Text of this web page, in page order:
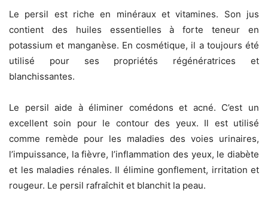
Le persil est riche en minéraux et vitamines. Son jus
contient des huiles essentielles à forte teneur en
potassium et manganèse. En cosmétique, il a toujours été
utilisé pour ses propriétés régénératrices et
blanchissantes.
Le persil aide à éliminer comédons et acné. C’est un
excellent soin pour le contour des yeux. Il est utilisé
comme remède pour les maladies des voies urinaires,
l’impuissance, la fièvre, l’inflammation des yeux, le diabète
et les maladies rénales. Il élimine gonflement, irritation et
rougeur. Le persil rafraîchit et blanchit la peau.